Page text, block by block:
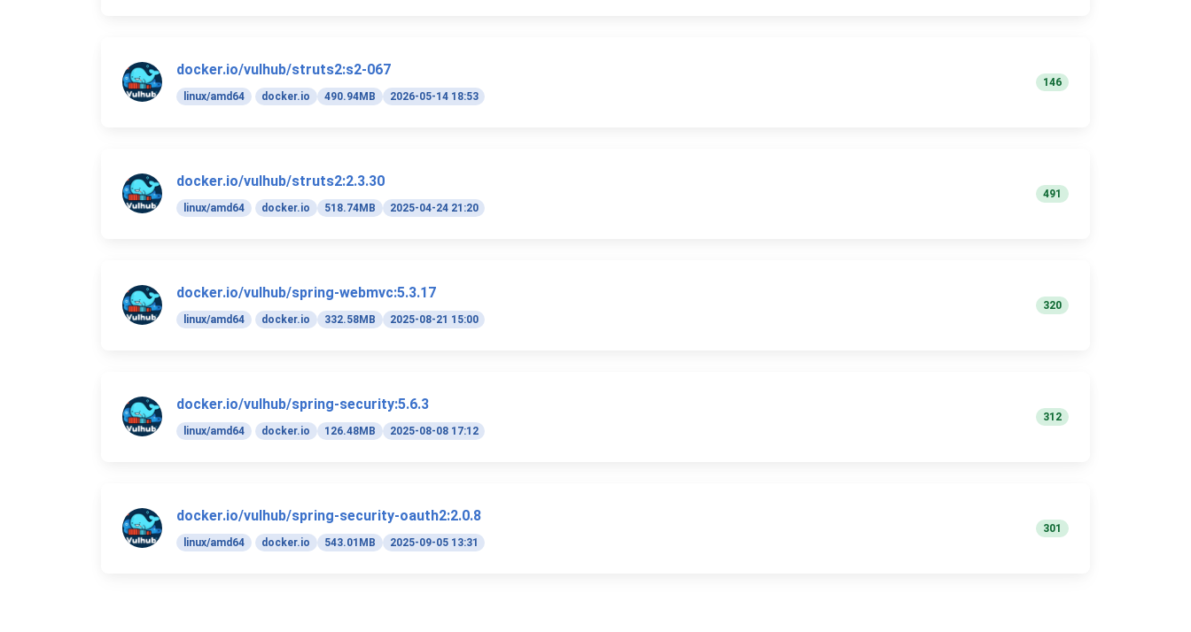
docker.io/vulhub/struts2:s2-067
linux/amd64 docker.io 490.94MB 2026-05-14 18:53
146
docker.io/vulhub/struts2:2.3.30
linux/amd64 docker.io 518.74MB 2025-04-24 21:20
491
docker.io/vulhub/spring-webmvc:5.3.17
linux/amd64 docker.io 332.58MB 2025-08-21 15:00
320
docker.io/vulhub/spring-security:5.6.3
linux/amd64 docker.io 126.48MB 2025-08-08 17:12
312
docker.io/vulhub/spring-security-oauth2:2.0.8
linux/amd64 docker.io 543.01MB 2025-09-05 13:31
301